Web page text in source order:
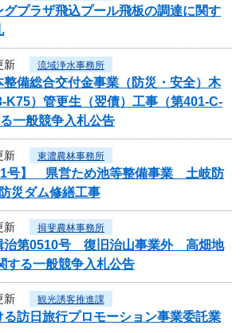
プラザ飛込プール飛板の調達に関す
新 流域浄水事務所
備総合交付金事業（防災・安全）木
K75）管更生（翌債）工事（第401-C-
一般競争入札公告
新 東濃農林事務所
号】 県営ため池等整備事業 土岐防
災ダム修繕工事
新 揖斐農林事務所
治第0510号 復旧治山事業外 高畑地
る一般競争入札公告
新 観光誘客推進課
訪日旅行プロモーション事業委託業